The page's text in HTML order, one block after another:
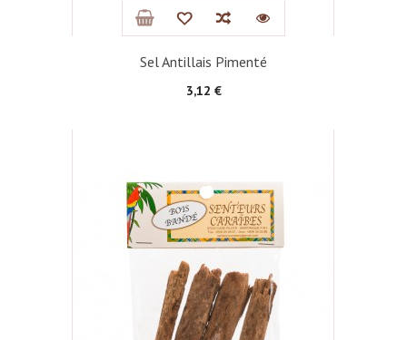
Sel Antillais Pimenté
3,12 €Prix